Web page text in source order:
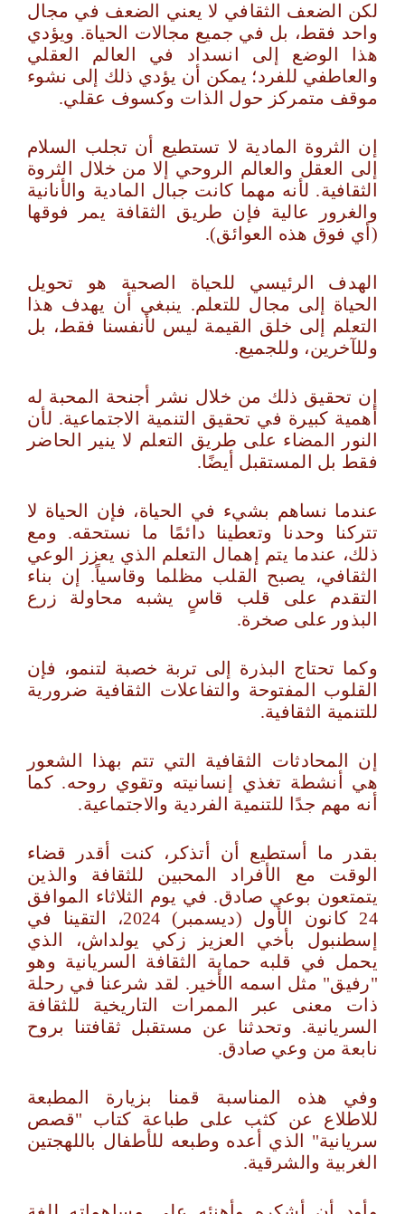
لكن الضعف الثقافي لا يعني الضعف في مجال
واحد فقط، بل في جميع مجالات الحياة. ويؤدي
هذا الوضع إلى انسداد في العالم العقلي
والعاطفي للفرد؛ يمكن أن يؤدي ذلك إلى نشوء
موقف متمركز حول الذات وكسوف عقلي.
إن الثروة المادية لا تستطيع أن تجلب السلام
إلى العقل والعالم الروحي إلا من خلال الثروة
الثقافية. لأنه مهما كانت جبال المادية والأنانية
والغرور عالية فإن طريق الثقافة يمر فوقها
(أي فوق هذه العوائق).
الهدف الرئيسي للحياة الصحية هو تحويل
الحياة إلى مجال للتعلم. ينبغي أن يهدف هذا
التعلم إلى خلق القيمة ليس لأنفسنا فقط، بل
وللآخرين، وللجميع.
إن تحقيق ذلك من خلال نشر أجنحة المحبة له
أهمية كبيرة في تحقيق التنمية الاجتماعية. لأن
النور المضاء على طريق التعلم لا ينير الحاضر
فقط بل المستقبل أيضًا.
عندما نساهم بشيء في الحياة، فإن الحياة لا
تتركنا وحدنا وتعطينا دائمًا ما نستحقه. ومع
ذلك، عندما يتم إهمال التعلم الذي يعزز الوعي
الثقافي، يصبح القلب مظلما وقاسياً. إن بناء
التقدم على قلب قاسٍ يشبه محاولة زرع
البذور على صخرة.
وكما تحتاج البذرة إلى تربة خصبة لتنمو، فإن
القلوب المفتوحة والتفاعلات الثقافية ضرورية
للتنمية الثقافية.
إن المحادثات الثقافية التي تتم بهذا الشعور
هي أنشطة تغذي إنسانيته وتقوي روحه. كما
أنه مهم جدًا للتنمية الفردية والاجتماعية.
بقدر ما أستطيع أن أتذكر، كنت أقدر قضاء
الوقت مع الأفراد المحبين للثقافة والذين
يتمتعون بوعي صادق. في يوم الثلاثاء الموافق
24 كانون الأول (ديسمبر) 2024، التقينا في
إسطنبول بأخي العزيز زكي يولداش، الذي
يحمل في قلبه حماية الثقافة السريانية وهو
"رفيق" مثل اسمه الأخير. لقد شرعنا في رحلة
ذات معنى عبر الممرات التاريخية للثقافة
السريانية. وتحدثنا عن مستقبل ثقافتنا بروح
نابعة من وعي صادق.
وفي هذه المناسبة قمنا بزيارة المطبعة
للاطلاع عن كثب على طباعة كتاب "قصص
سريانية" الذي أعده وطبعه للأطفال باللهجتين
الغربية والشرقية.